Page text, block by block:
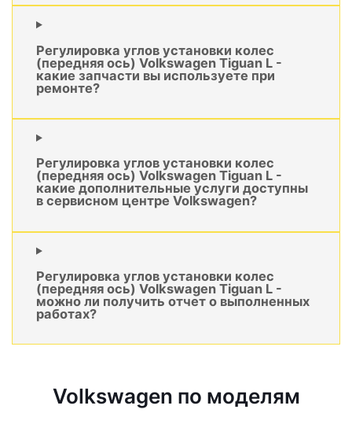
Регулировка углов установки колес
(передняя ось) Volkswagen Tiguan L -
какие запчасти вы используете при
ремонте?
Регулировка углов установки колес
(передняя ось) Volkswagen Tiguan L -
какие дополнительные услуги доступны
в сервисном центре Volkswagen?
Регулировка углов установки колес
(передняя ось) Volkswagen Tiguan L -
можно ли получить отчет о выполненных
работах?
Volkswagen по моделям